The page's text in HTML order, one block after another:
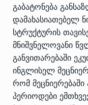
გაბატონება
დამახასიათებელ
სტრუქტურის
მნიშვნელოვანი
განვითარებაში
ინგლისელ
რომ მეცნიერებაში
პერიოდები